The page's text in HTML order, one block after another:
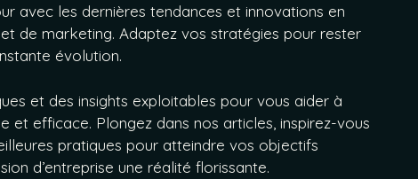
avec les dernières tendances et innovations en
de marketing. Adaptez vos stratégies pour rester
évolution.
et des insights exploitables pour vous aider à
efficace. Plongez dans nos articles, inspirez-vous
pratiques pour atteindre vos objectifs
d’entreprise une réalité florissante.